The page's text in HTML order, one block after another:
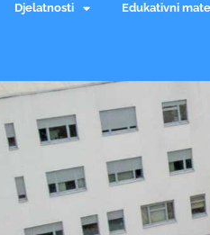
Djelatnosti Edukativni